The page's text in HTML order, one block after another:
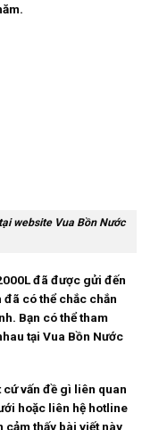
website Vua Bồn Nước
đã được gửi đến
đã có thể chắc chắn
Bạn có thể tham
tại Vua Bồn Nước
cứ vấn đề gì liên quan
hoặc liên hệ hotline
cảm thấy bài viết này